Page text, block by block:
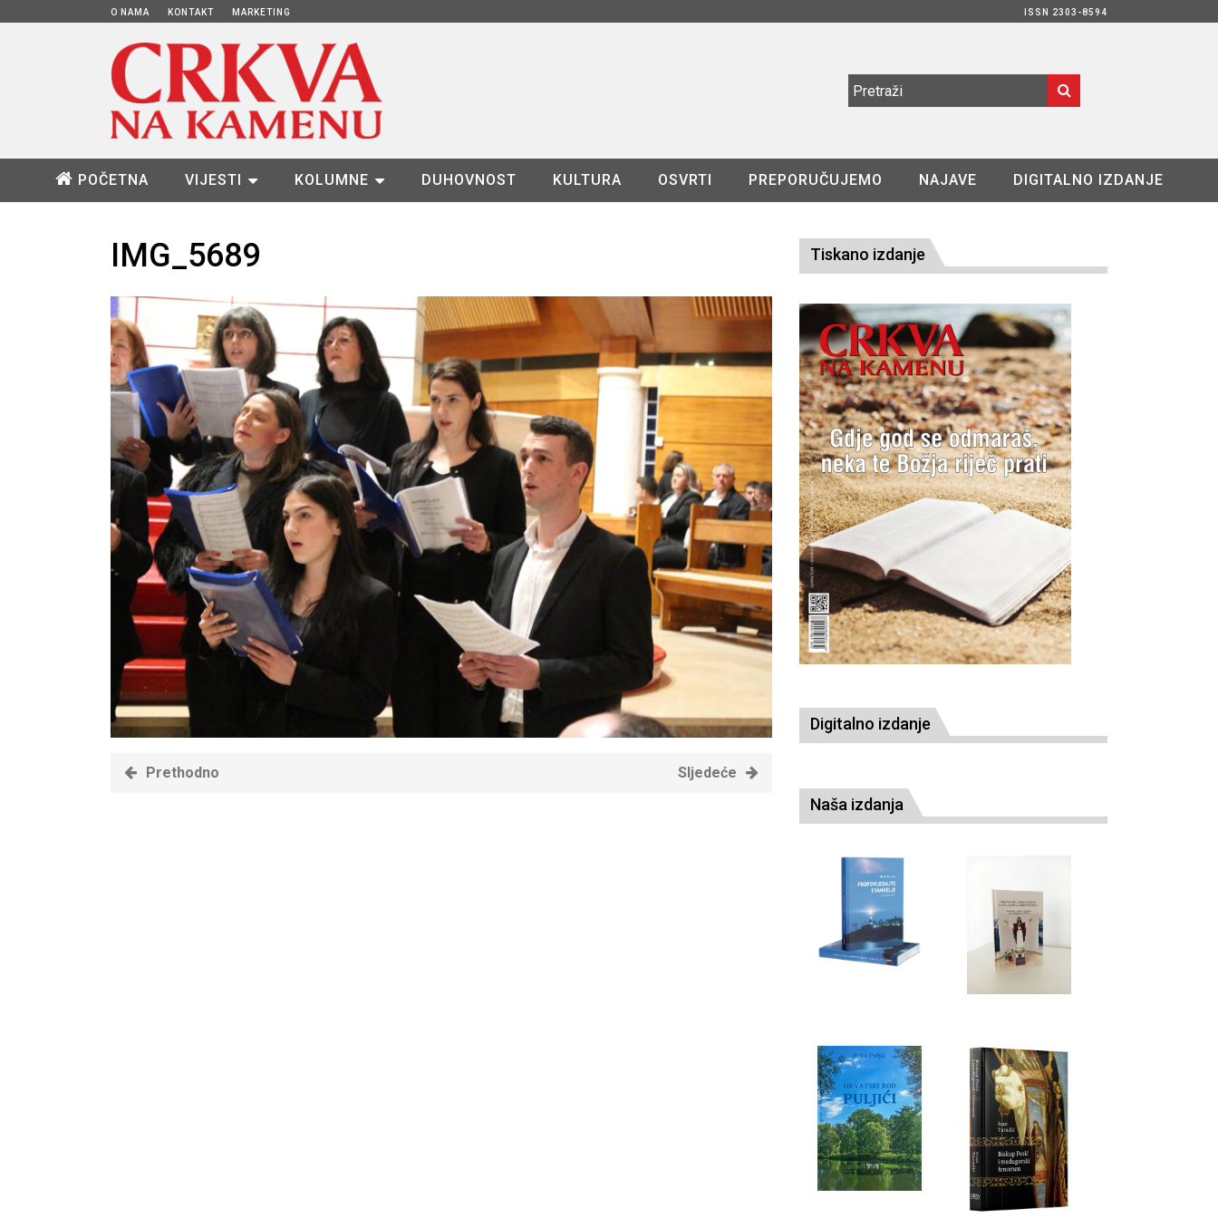
O NAMA KONTAKT MARKETING ISSN 2303-8594
POČETNA VIJESTI KOLUMNE DUHOVNOST KULTURA OSVRTI PREPORUČUJEMO NAJAVE DIGITALNO IZDANJE
IMG_5689
Prethodno Sljedeće
Tiskano izdanje
Digitalno izdanje
Naša izdanja